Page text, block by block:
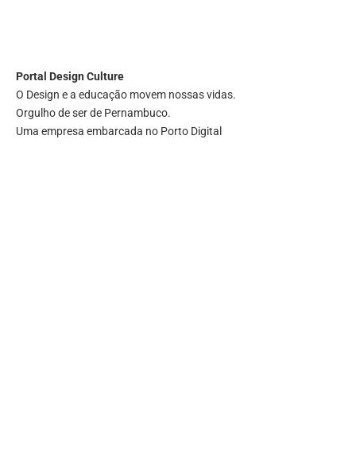
Portal Design Culture
O Design e a educação movem nossas vidas.
Orgulho de ser de Pernambuco.
Uma empresa embarcada no Porto Digital